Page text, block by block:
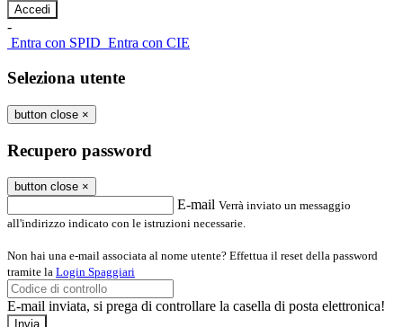
-
Entra con SPID Entra con CIE
Seleziona utente
button close ×
Recupero password
button close ×
E-mail Verrà inviato un messaggio
all'indirizzo indicato con le istruzioni necessarie.
Non hai una e-mail associata al nome utente? Effettua il reset della password
tramite la Login Spaggiari
E-mail inviata, si prega di controllare la casella di posta elettronica!